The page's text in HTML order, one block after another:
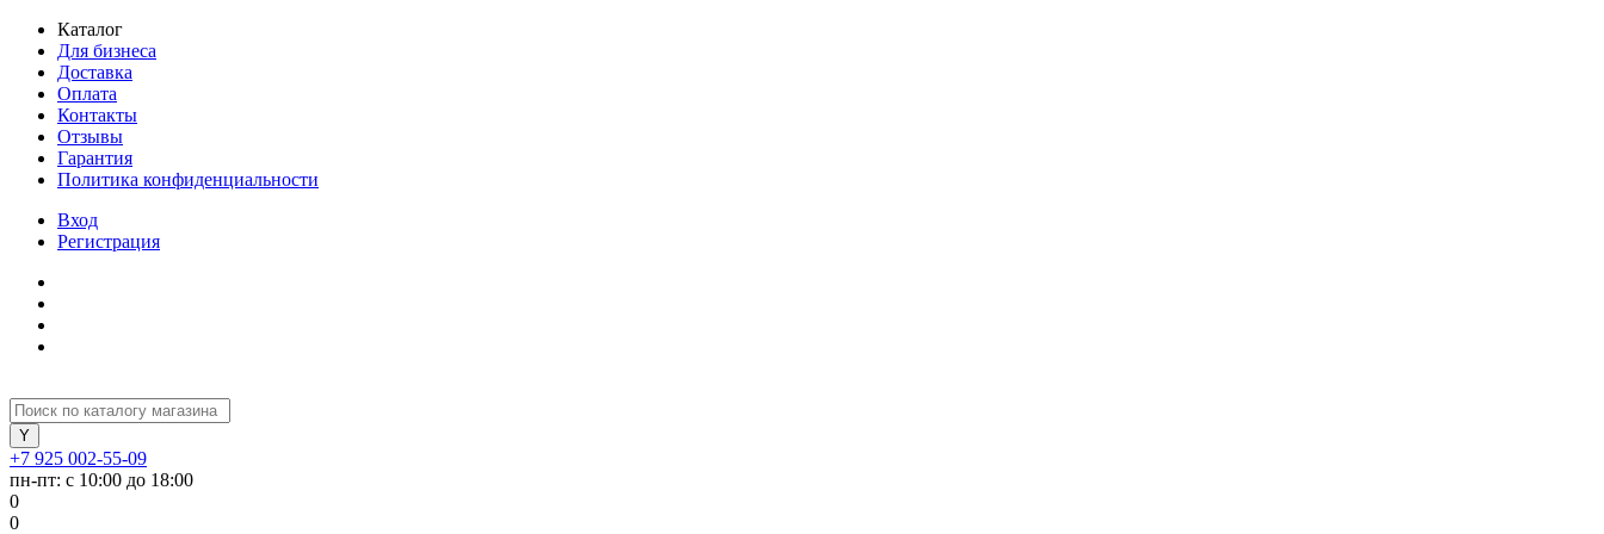
Каталог
Для бизнеса
Доставка
Оплата
Контакты
Отзывы
Гарантия
Политика конфиденциальности
Вход
Регистрация
+7 925 002-55-09
пн-пт: с 10:00 до 18:00
0
0